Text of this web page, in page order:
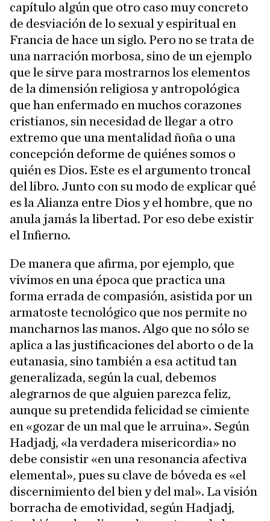
capítulo algún que otro caso muy concreto
de desviación de lo sexual y espiritual en
Francia de hace un siglo. Pero no se trata de
una narración morbosa, sino de un ejemplo
que le sirve para mostrarnos los elementos
de la dimensión religiosa y antropológica
que han enfermado en muchos corazones
cristianos, sin necesidad de llegar a otro
extremo que una mentalidad ñoña o una
concepción deforme de quiénes somos o
quién es Dios. Este es el argumento troncal
del libro. Junto con su modo de explicar qué
es la Alianza entre Dios y el hombre, que no
anula jamás la libertad. Por eso debe existir
el Infierno.
De manera que afirma, por ejemplo, que
vivimos en una época que practica una
forma errada de compasión, asistida por un
armatoste tecnológico que nos permite no
mancharnos las manos. Algo que no sólo se
aplica a las justificaciones del aborto o de la
eutanasia, sino también a esa actitud tan
generalizada, según la cual, debemos
alegrarnos de que alguien parezca feliz,
aunque su pretendida felicidad se cimiente
en «gozar de un mal que le arruina». Según
Hadjadj, «la verdadera misericordia» no
debe consistir «en una resonancia afectiva
elemental», pues su clave de bóveda es «el
discernimiento del bien y del mal». La visión
borracha de emotividad, según Hadjadj,